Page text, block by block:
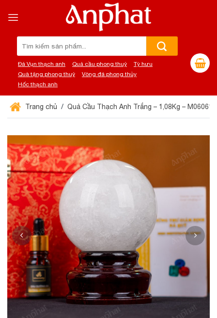
đến
Đá Vụn thạch anh Quả cầu phong thuỷ
Tỳ hưu
Quà tặng phong thuỷ
Vòng đá phong thủy
Hốc thạch anh
Trang chủ Quả Cầu Thạch Anh Trắng – 1,08Kg –